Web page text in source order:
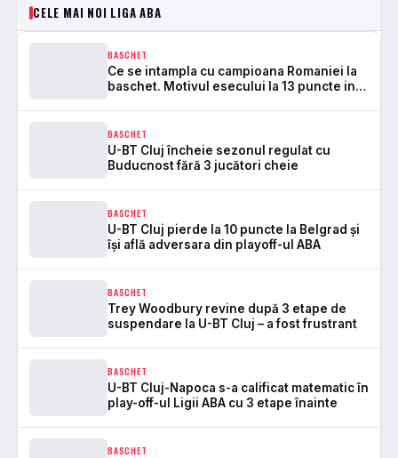
CELE MAI NOI LIGA ABA
BASCHET
Ce se intampla cu campioana Romaniei la
baschet. Motivul esecului la 13 puncte in
BASCHET
U-BT Cluj încheie sezonul regulat cu
Buducnost fără 3 jucători cheie
BASCHET
U-BT Cluj pierde la 10 puncte la Belgrad și
își află adversara din playoff-ul ABA
BASCHET
Trey Woodbury revine după 3 etape de
suspendare la U-BT Cluj – a fost frustrant
BASCHET
U-BT Cluj-Napoca s-a calificat matematic în
play-off-ul Ligii ABA cu 3 etape înainte
BASCHET